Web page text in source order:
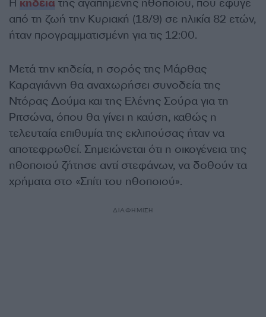
Η κηδεία της αγαπημένης ηθοποιού, που έφυγε
από τη ζωή την Κυριακή (18/9) σε ηλικία 82 ετών,
ήταν προγραμματισμένη για τις 12:00.
Μετά την κηδεία, η σορός της Μάρθας
Καραγιάννη θα αναχωρήσει συνοδεία της
Ντόρας Δούμα και της Ελένης Σούρα για τη
Ριτσώνα, όπου θα γίνει η καύση, καθώς η
τελευταία επιθυμία της εκλιπούσας ήταν να
αποτεφρωθεί. Σημειώνεται ότι η οικογένεια της
ηθοποιού ζήτησε αντί στεφάνων, να δοθούν τα
χρήματα στο «Σπίτι του ηθοποιού».
ΔΙΑΦΗΜΙΣΗ